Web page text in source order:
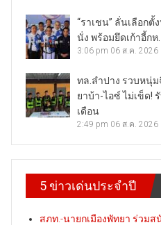
“ราเชน” ลั่นเลือกตั้
นั่ง พร้อมยึดเก้าอี้กห
3:06 pm 06 ส.ค. 2026
ทล.ลำปาง รวบหนุ่
ยาบ้า-ไอซ์ ไม่เข็ด!
เดือน
2:49 pm 06 ส.ค. 2026
5 ข่าวเด่นประจำปี
สภท.-นายกเมืองพัทยา ร่วม